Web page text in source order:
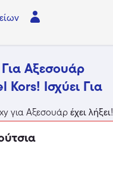
Αξεσουάρ
Ισχύει Για
για Αξεσουάρέχει λήξει!